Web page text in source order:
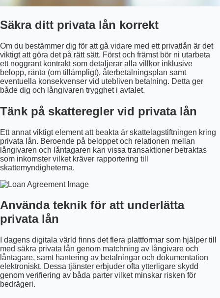
Säkra ditt privata lån korrekt
Om du bestämmer dig för att gå vidare med ett privatlån är det
viktigt att göra det på rätt sätt. Först och främst bör ni utarbeta
ett noggrant kontrakt som detaljerar alla villkor inklusive
belopp, ränta (om tillämpligt), återbetalningsplan samt
eventuella konsekvenser vid utebliven betalning. Detta ger
både dig och långivaren trygghet i avtalet.
Tänk på skatteregler vid privata lån
Ett annat viktigt element att beakta är skattelagstiftningen kring
privata lån. Beroende på beloppet och relationen mellan
långivaren och låntagaren kan vissa transaktioner betraktas
som inkomster vilket kräver rapportering till
skattemyndigheterna.
Använda teknik för att underlätta
privata lån
I dagens digitala värld finns det flera plattformar som hjälper till
med säkra privata lån genom matchning av långivare och
låntagare, samt hantering av betalningar och dokumentation
elektroniskt. Dessa tjänster erbjuder ofta ytterligare skydd
genom verifiering av båda parter vilket minskar risken för
bedrägeri.